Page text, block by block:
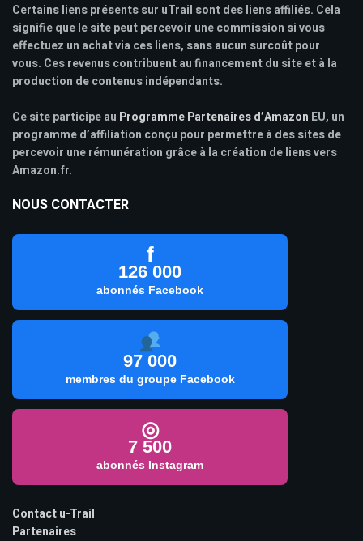
Certains liens présents sur uTrail sont des liens affiliés. Cela
signifie que le site peut percevoir une commission si vous
effectuez un achat via ces liens, sans aucun surcoût pour
vous. Ces revenus contribuent au financement du site et à la
production de contenus indépendants.
Ce site participe au Programme Partenaires d’Amazon EU, un
programme d’affiliation conçu pour permettre à des sites de
percevoir une rémunération grâce à la création de liens vers
Amazon.fr.
NOUS CONTACTER
f
126 000
abonnés Facebook
97 000
membres du groupe Facebook
◎
7 500
abonnés Instagram
Contact u-Trail
Partenaires